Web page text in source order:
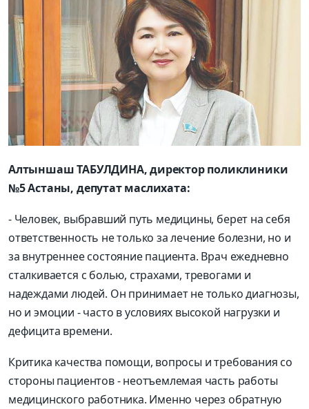
Алтыншаш ТАБУЛДИНА, директор поликлиники
№5 Астаны, депутат маслихата:
- Человек, выбравший путь медицины, берет на себя
ответственность не только за лечение болезни, но и
за внутреннее состояние пациента. Врач ежедневно
сталкивается с болью, страхами, тревогами и
надеждами людей. Он принимает не только диагнозы,
но и эмоции - часто в условиях высокой нагрузки и
дефицита времени.
Критика качества помощи, вопросы и требования со
стороны пациентов - неотъемлемая часть работы
медицинского работника. Именно через обратную